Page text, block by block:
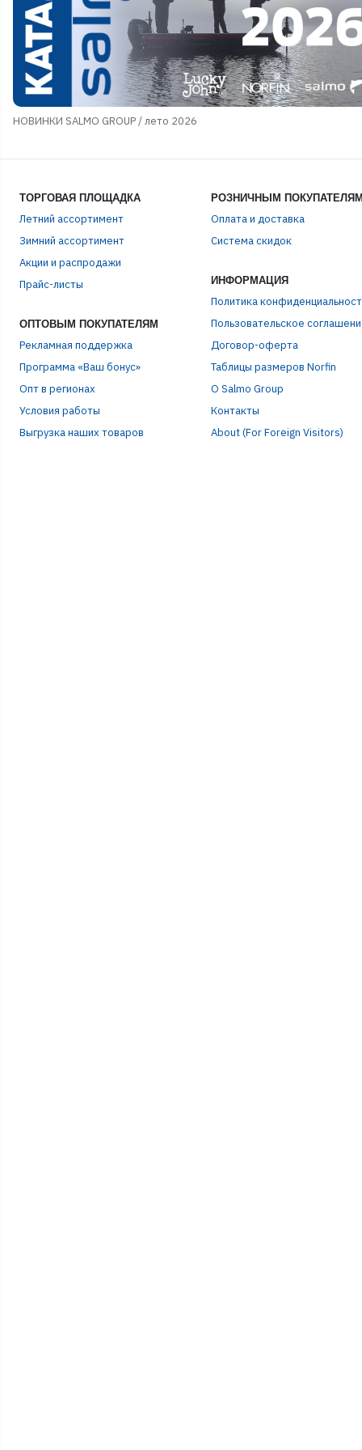
НОВИНКИ SALMO GROUP / лето 2026
ТОРГОВАЯ ПЛОЩАДКА
Летний ассортимент
Зимний ассортимент
Акции и распродажи
Прайс-листы
ОПТОВЫМ ПОКУПАТЕЛЯМ
Рекламная поддержка
Программа «Ваш бонус»
Опт в регионах
Условия работы
Выгрузка наших товаров
РОЗНИЧНЫМ
Оплата и доставка
Система скидок
ИНФОРМАЦИЯ
Политика
Пользовательское
Договор-оферта
Таблицы размеров Norfin
О Salmo Group
Контакты
About (For Foreign Visitors)